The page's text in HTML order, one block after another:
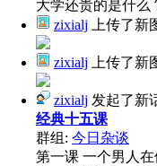
大学还贵的是什么
zixialj 上传了新
zixialj 上传了新
zixialj 发起了新
经典十五课
群组: 今日杂谈
第一课 一个男人